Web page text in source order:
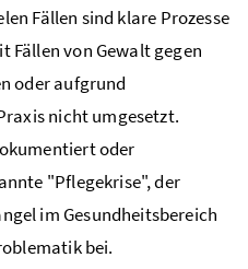
Fällen sind klare Prozesse
Fällen von Gewalt gegen
oder aufgrund
nicht umgesetzt.
oder
"Pflegekrise", der
im Gesundheitsbereich
bei.